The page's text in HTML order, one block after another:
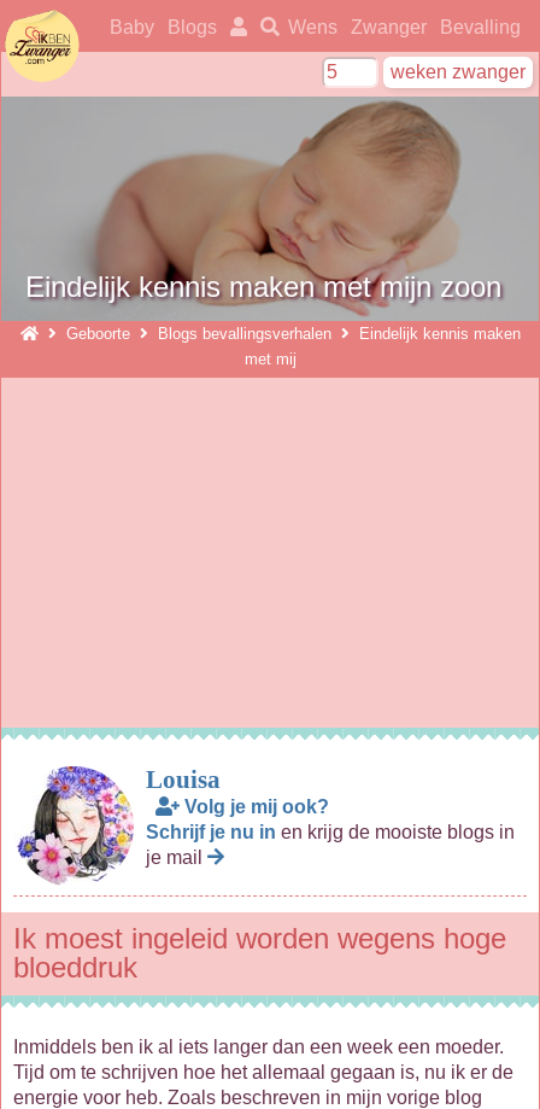
ikbenzwanger Wens Zwanger Bevalling
Baby Blogs
Eindelijk kennis maken met mijn zoon
Geboorte Blogs bevallingsverhalen
Eindelijk kennis maken
met mij
Louisa
Volg je mij ook?
Schrijf je nu in en krijg de mooiste blogs in
je mail
Ik moest ingeleid worden wegens hoge
bloeddruk
Inmiddels ben ik al iets langer dan een week een moeder.
Tijd om te schrijven hoe het allemaal gegaan is, nu ik er de
energie voor heb. Zoals beschreven in mijn vorige blog